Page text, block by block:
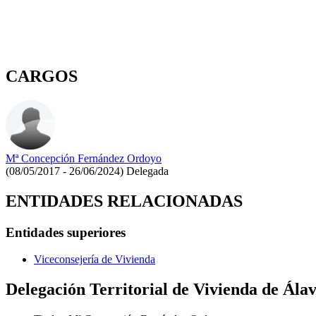
CARGOS
Mª Concepción Fernández Ordoyo
(08/05/2017 - 26/06/2024) Delegada
ENTIDADES RELACIONADAS
Entidades superiores
Viceconsejería de Vivienda
Delegación Territorial de Vivienda de